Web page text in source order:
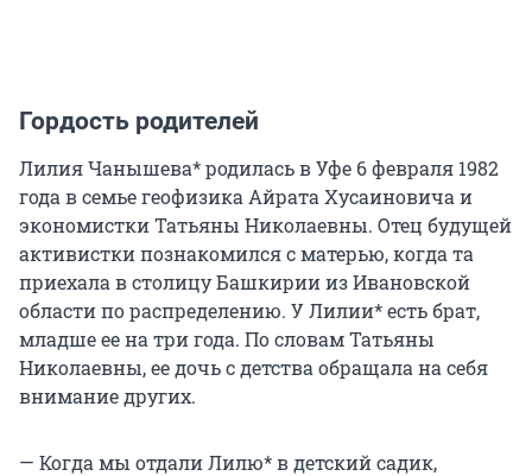
Гордость родителей
Лилия Чанышева* родилась в Уфе 6 февраля 1982
года в семье геофизика Айрата Хусаиновича и
экономистки Татьяны Николаевны. Отец будущей
активистки познакомился с матерью, когда та
приехала в столицу Башкирии из Ивановской
области по распределению. У Лилии* есть брат,
младше ее на три года. По словам Татьяны
Николаевны, ее дочь с детства обращала на себя
внимание других.
— Когда мы отдали Лилю* в детский садик,